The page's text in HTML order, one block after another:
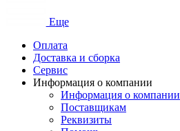
Еще
Оплата
Доставка и сборка
Сервис
Информация о компании
Информация о компании
Поставщикам
Реквизиты